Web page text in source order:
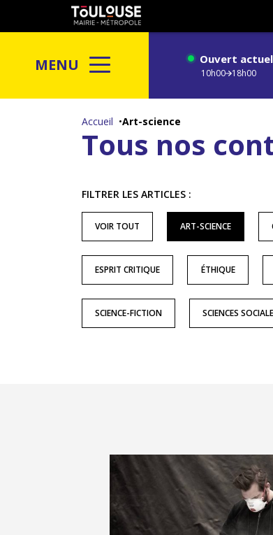
Gestion de vos préférences sur les cookies
au
principal
Toulouse
MENU Ouvert
10h00 18h00
Accueil Art-science
Tous nos
FILTRER LES ARTICLES :
VOIR TOUT ART-SCIENCE
ESPRIT CRITIQUE ÉTHIQUE
SCIENCE-FICTION SCIENCES